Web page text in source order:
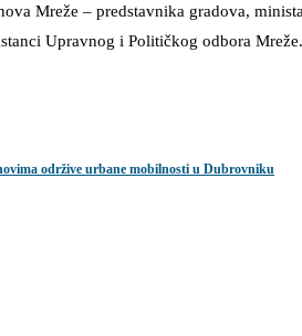
Mreže – predstavnika gradova,
Upravnog i Političkog odbora Mreže.
održive urbane mobilnosti u Dubrovniku